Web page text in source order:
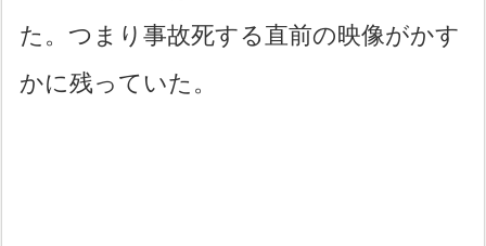
た。つまり事故死する直前の映像がかす
かに残っていた。